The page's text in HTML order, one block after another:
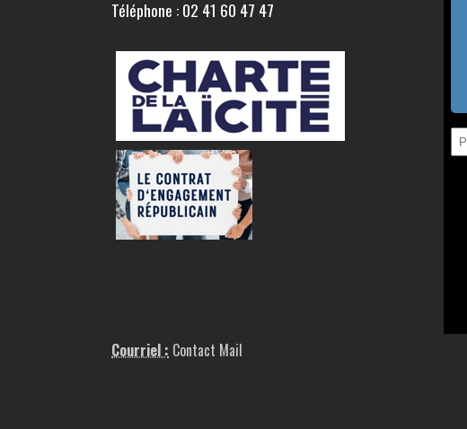
Téléphone : 02 41 60 47 47
Courriel : Contact Mail